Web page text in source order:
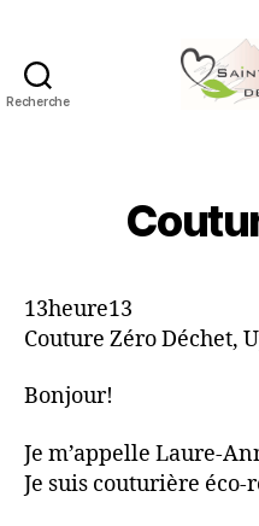
Recherche
13heure13
Couture Zéro Déchet,
Bonjour!
Je m’appelle Laure-
Je suis couturière